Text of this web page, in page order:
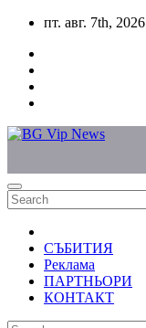
Skip
content
пт. авг. 7th, 2026
СЪБИТИЯ
Реклама
ПАРТНЬОРИ
КОНТАКТ